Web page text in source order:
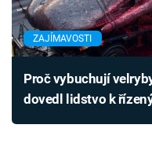
ZAJÍMAVOSTI
Proč vybuchují
dovedl lidstvo k